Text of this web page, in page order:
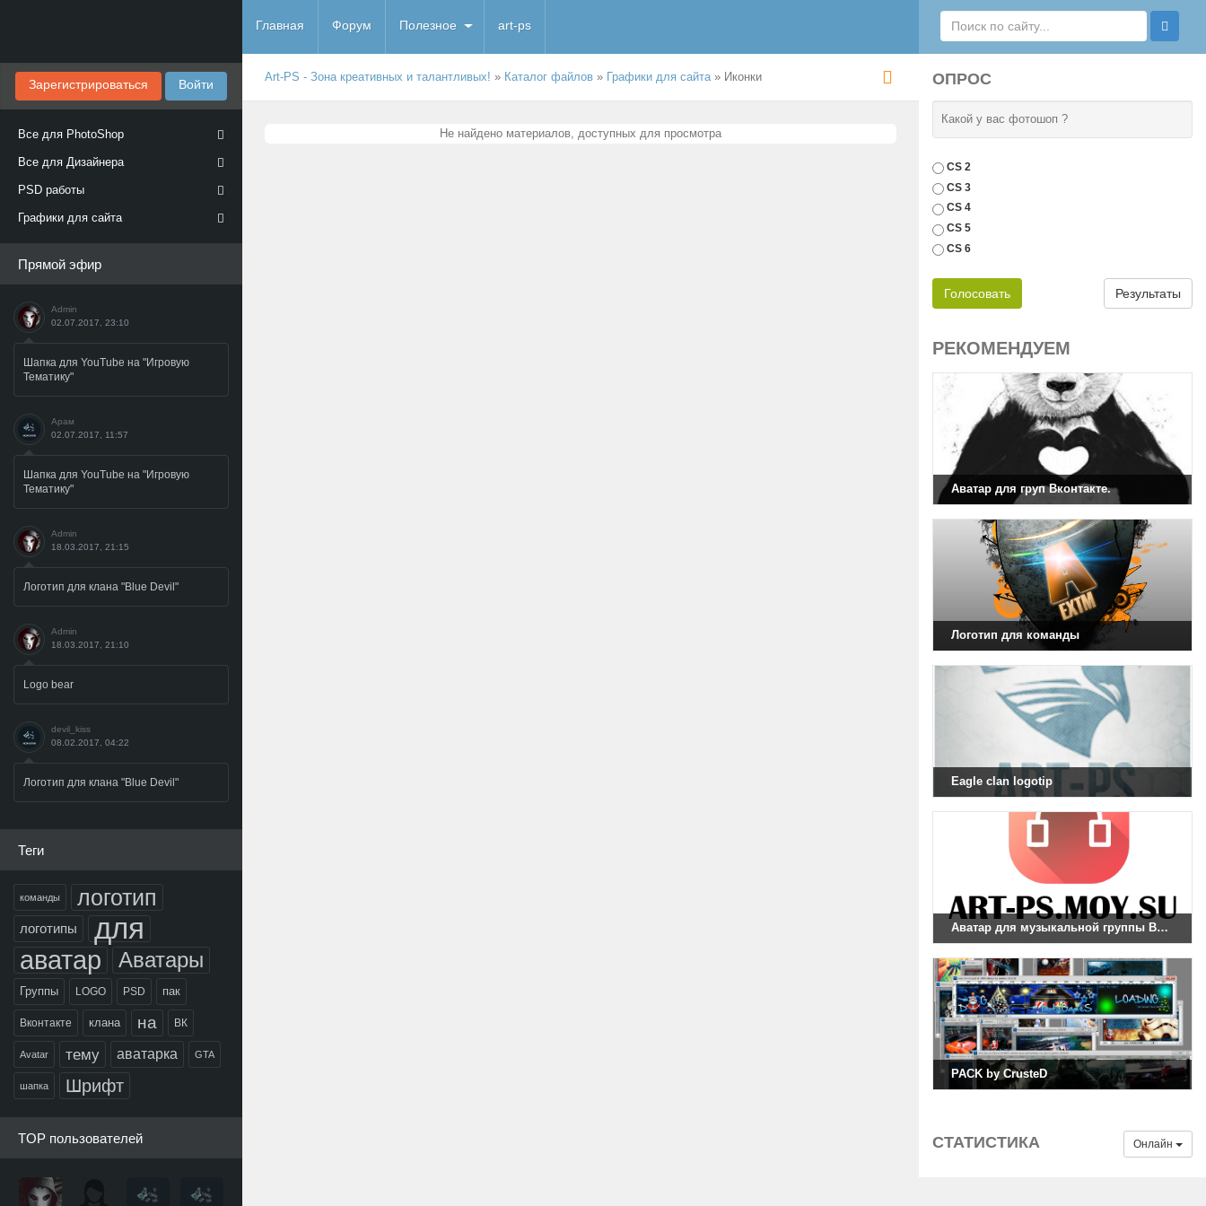
Зарегистрироваться Войти
Все для PhotoShop
Все для Дизайнера
PSD работы
Графики для сайта
Прямой эфир
Admin
02.07.2017, 23:10
Шапка для YouTube на "Игровую
Тематику"
Арам
02.07.2017, 11:57
Шапка для YouTube на "Игровую
Тематику"
Admin
18.03.2017, 21:15
Логотип для клана "Blue Devil"
Admin
18.03.2017, 21:10
Logo bear
devil_kiss
08.02.2017, 04:22
Логотип для клана "Blue Devil"
Теги
команды логотип
логотипы для
аватар Аватары
Группы LOGO PSD пак
Вконтакте клана на ВК
Avatar тему аватарка GTA
шапка Шрифт
TOP пользователей
Главная Форум Полезное art-ps
ОПРОС
Какой у вас фотошоп ?
CS 2
CS 3
CS 4
CS 5
CS 6
Голосовать Результаты
РЕКОМЕНДУЕМ
Аватар для груп Вконтакте.
Логотип для команды
Eagle clan logotip
Аватар для музыкальной группы Вконтакте
PACK by CrusteD
СТАТИСТИКА Онлайн
Art-PS - Зона креативных и талантливых! » Каталог файлов » Графики для сайта» Иконки
Не найдено материалов, доступных для просмотра